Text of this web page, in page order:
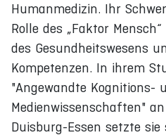
Humanmedizin. Ihr
Rolle des „Faktor
des Gesundheitswesens
Kompetenzen. In ihrem
"Angewandte Kognitions-
Medienwissenschaften"
Duisburg-Essen setzte